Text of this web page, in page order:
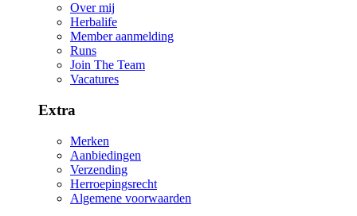
Over mij
Herbalife
Member aanmelding
Runs
Join The Team
Vacatures
Extra
Merken
Aanbiedingen
Verzending
Herroepingsrecht
Algemene voorwaarden